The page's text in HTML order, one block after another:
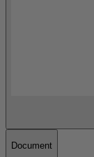
Document